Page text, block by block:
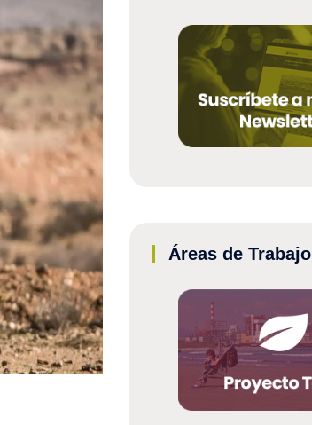
Áreas de Trabajo